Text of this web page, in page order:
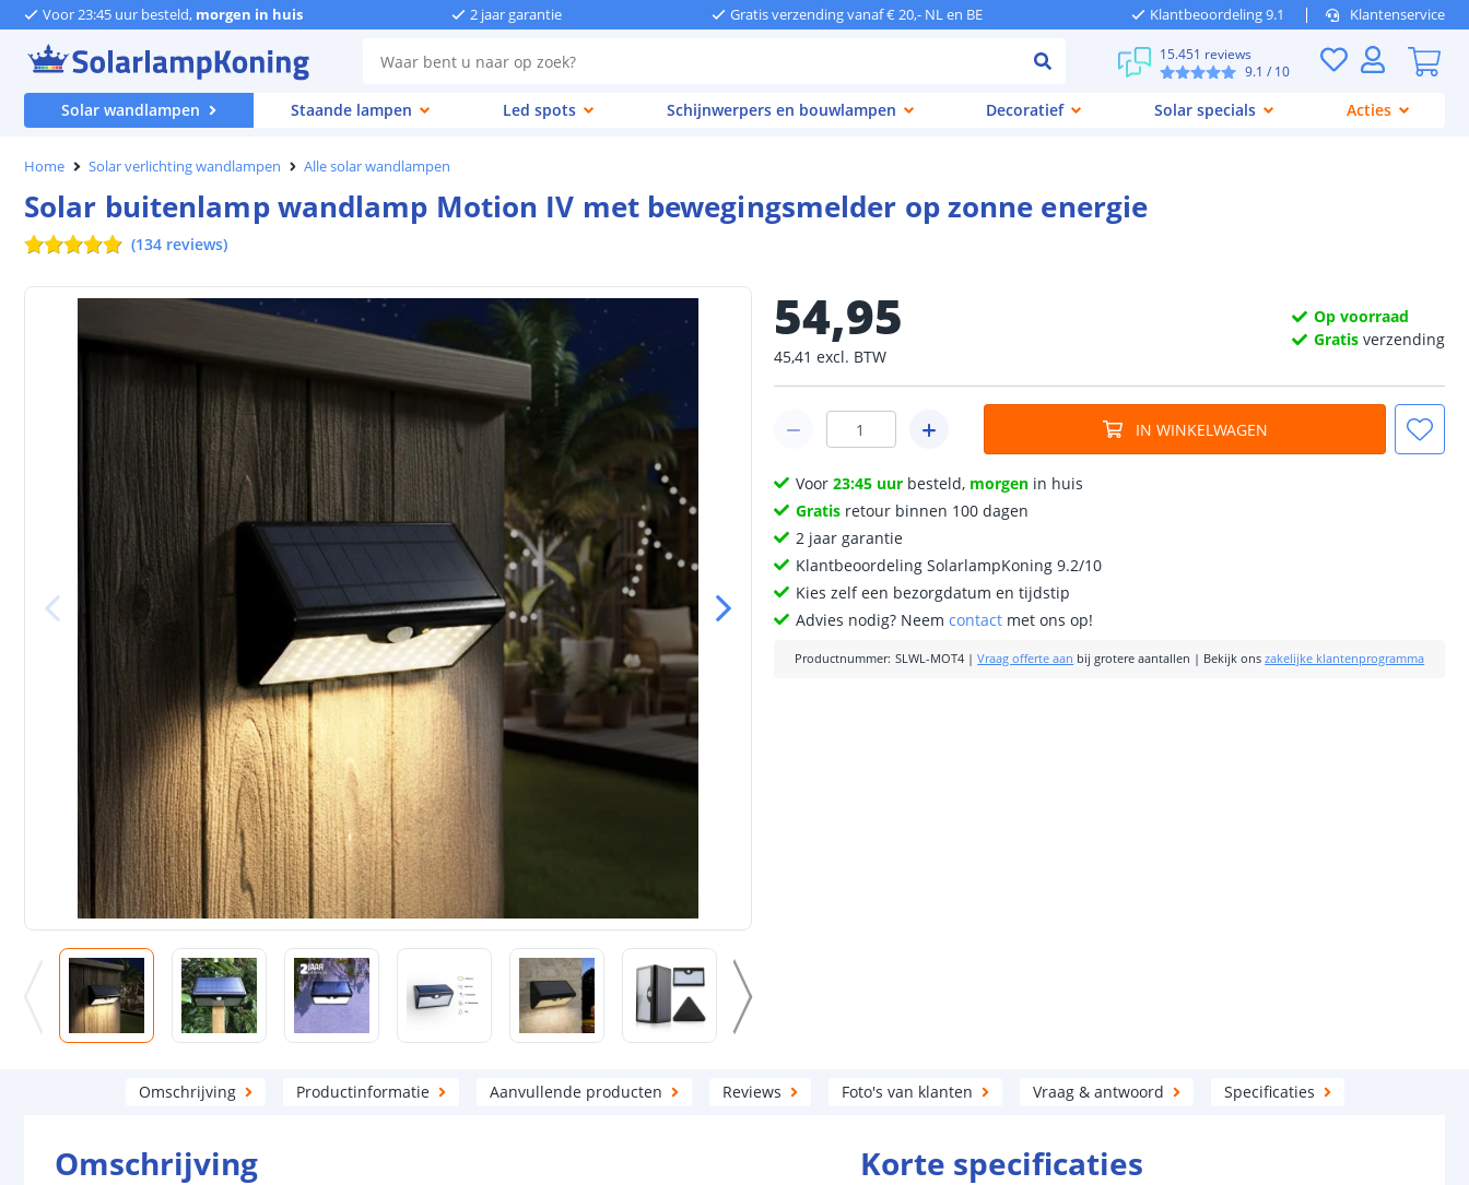
Voor 23:45 uur besteld, morgen in huis 2 jaar garantie Gratis verzending vanaf € 20,- NL en BE Klantbeoordeling 9.1 Klantenservice
15.451 reviews
9.1 / 10
Solar wandlampen Staande lampen Led spots Schijnwerpers en bouwlampen Decoratief Solar specials Acties
Home Solar verlichting wandlampen Alle solar wandlampen
Solar buitenlamp wandlamp Motion IV met bewegingsmelder op zonne energie
(134 reviews)
54,95
45,41 excl. BTW
Op voorraad
Gratis verzending
IN WINKELWAGEN
Voor23:45 uur besteld, morgen in huis
Gratis retour binnen 100 dagen
2 jaar garantie
Klantbeoordeling SolarlampKoning 9.2/10
Kies zelf een bezorgdatum en tijdstip
Advies nodig? Neemcontact met ons op!
Productnummer: SLWL-MOT4 |Vraag offerte aan bij grotere aantallen | Bekijk ons zakelijke klantenprogramma
Omschrijving Productinformatie Aanvullende producten Reviews Foto's van klanten Vraag & antwoord Specificaties
Omschrijving Korte specificaties